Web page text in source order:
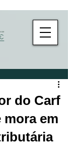
do Carf
mora em